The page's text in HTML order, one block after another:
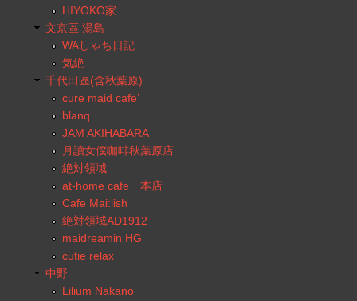
HIYOKO家
文京區 湯島
WAしゃち日記
気絶
千代田區(含秋葉原)
cure maid cafe’
blanq
JAM AKIHABARA
月讀女僕咖啡秋葉原店
絶対領域
at-home cafe 本店
Cafe Mai:lish
絶対領域AD1912
maidreamin HG
cutie relax
中野
Lilium Nakano